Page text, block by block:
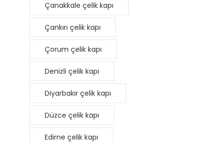
Çanakkale çelik kapı
Çankırı çelik kapı
Çorum çelik kapı
Denizli çelik kapı
Diyarbakır çelik kapı
Düzce çelik kapı
Edirne çelik kapı